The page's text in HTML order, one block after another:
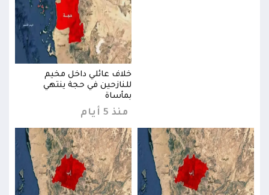
خلاف عائلي داخل مخيم
للنازحين في حجة ينتهي
بمأساة
منذ 5 أيام